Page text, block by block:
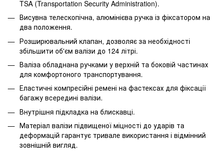
TSA (Transportation Security Administration).
Висувна телескопічна, алюмінієва ручка із фіксатором на
два положення.
Розширювальний клапан, дозволяє за необхідності
збільшити об'єм валізи до 124 літрі.
Валіза обладнана ручками у верхній та боковій частинах
для комфортоного транспортування.
Еластичні компресійні ремені на фастексах для фіксації
багажу всередині валізи.
Внутрішня підкладка на блискавці.
Матеріал валізи підвищеної міцності до ударів та
деформацій гарантує тривале використання і відмінний
зовнішній вигляд.